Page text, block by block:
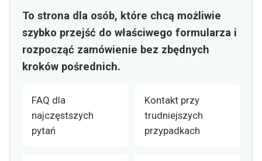
To strona dla osób, które chcą możliwie
szybko przejść do właściwego formularza i
rozpocząć zamówienie bez zbędnych
kroków pośrednich.
FAQ dla
najczęstszych
pytań
Kontakt przy
trudniejszych
przypadkach